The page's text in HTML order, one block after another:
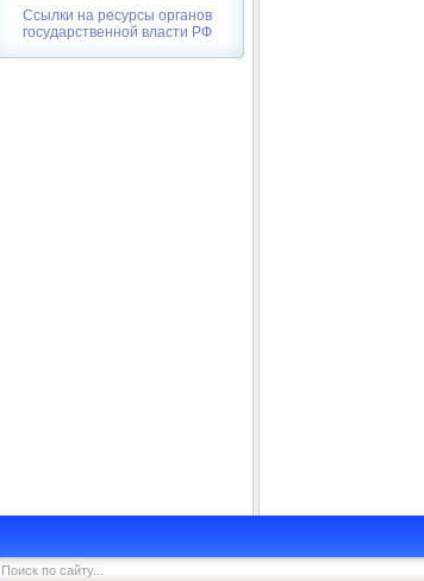
Ссылки на ресурсы органов
государственной власти РФ